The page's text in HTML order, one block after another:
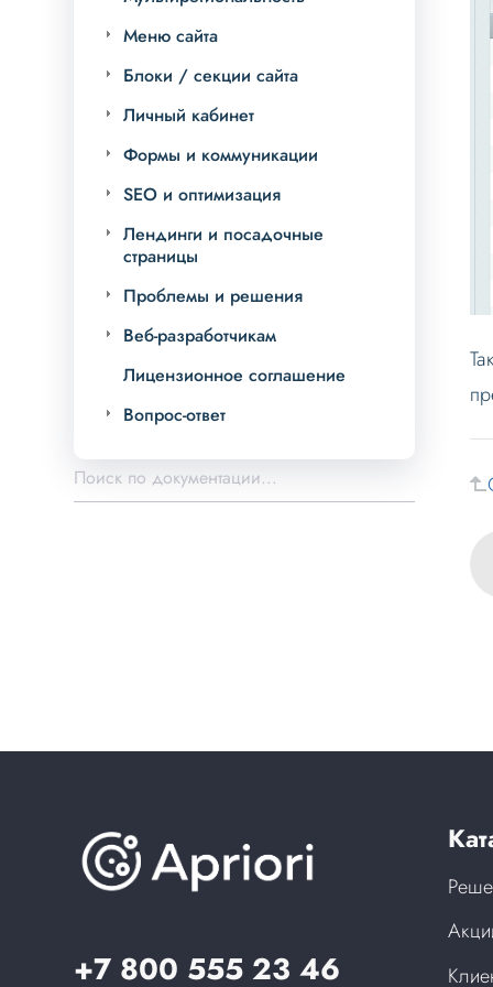
Меню сайта
Блоки / секции сайта
Личный кабинет
Формы и коммуникации
SEO и оптимизация
Лендинги и посадочные
страницы
Проблемы и решения
Веб-разработчикам
Лицензионное соглашение
Вопрос-ответ
+7 800 555 23 46